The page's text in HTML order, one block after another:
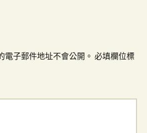
電子郵件地址不會公開。 必填欄位標